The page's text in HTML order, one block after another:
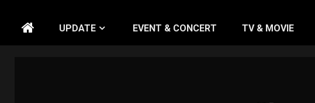
UPDATE EVENT & CONCERT TV & MOVIE